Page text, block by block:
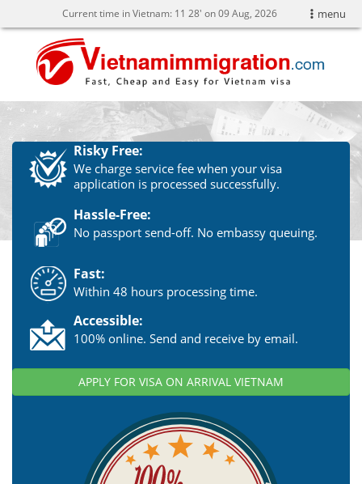
menu
Current time in Vietnam: 11 28' on 09 Aug, 2026
Risky Free:
We charge service fee when your visa
application is processed successfully.
Hassle-Free:
No passport send-off. No embassy queuing.
Fast:
Within 48 hours processing time.
Accessible:
100% online. Send and receive by email.
APPLY FOR VISA ON ARRIVAL VIETNAM